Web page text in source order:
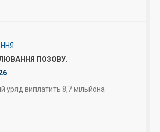
ПОЗОВУ.
уряд виплатить 8,7 мільйона